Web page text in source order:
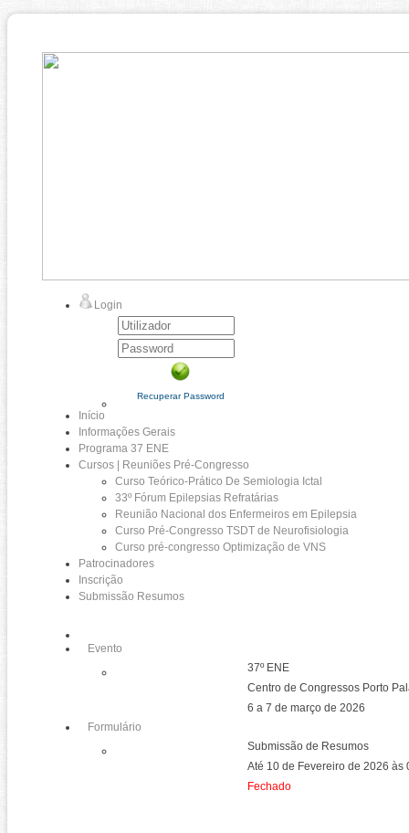
Login
Recuperar Password
Início
Informações Gerais
Programa 37 ENE
Cursos | Reuniões Pré-Congresso
Curso Teórico-Prático De Semiologia Ictal
33º Fórum Epilepsias Refratárias
Reunião Nacional dos Enfermeiros em Epilepsia
Curso Pré-Congresso TSDT de Neurofisiologia
Curso pré-congresso Optimização de VNS
Patrocinadores
Inscrição
Submissão Resumos
Evento
37º ENE
Centro de Congressos Porto
6 a 7 de março de 2026
Formulário
Submissão de Resumos
Até 10 de Fevereiro de 2026 às
Fechado